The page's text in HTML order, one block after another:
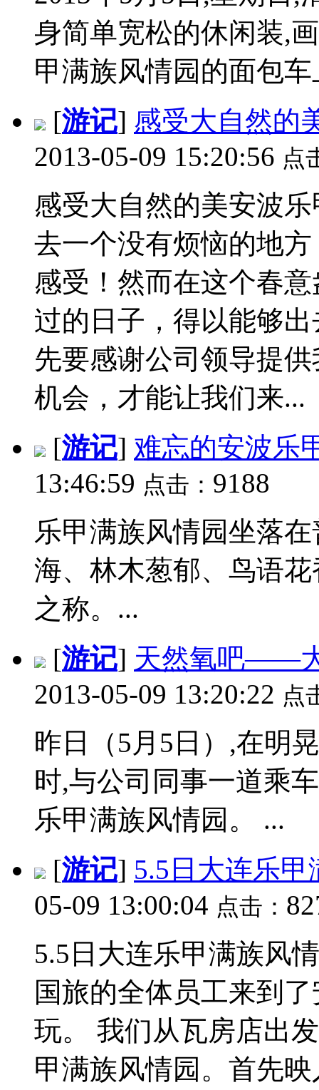
身简单宽松的休闲装,
甲满族风情园的面包车
[游记] 感受大自然的
2013-05-09 15:20:56 点
感受大自然的美安波
去一个没有烦恼的地
感受！然而在这个春
过的日子，得以能够
先要感谢公司领导提
机会，才能让我们来...
[游记] 难忘的安波乐
13:46:59 点击： 9188
乐甲满族风情园坐落
海、林木葱郁、鸟语
之称。...
[游记] 天然氧吧——
2013-05-09 13:20:22 点
昨日（5月5日）,在明
时,与公司同事一道乘
乐甲满族风情园。 ...
[游记] 5.5日大连乐
05-09 13:00:04 点击：
5.5日大连乐甲满族风
国旅的全体员工来到
玩。 我们从瓦房店出
甲满族风情园。首先